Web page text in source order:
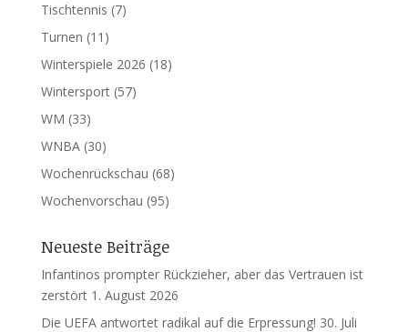
Tischtennis (7)
Turnen (11)
Winterspiele 2026 (18)
Wintersport(57)
WM (33)
WNBA(30)
Wochenrückschau (68)
Wochenvorschau (95)
Neueste Beiträge
Infantinos prompter Rückzieher, aber das Vertrauen ist
zerstört 1. August 2026
Die UEFA antwortet radikal auf die Erpressung! 30. Juli